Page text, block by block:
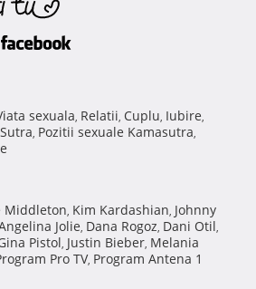
sexuala, Relatii, Cuplu, Iubire,
, Pozitii sexuale Kamasutra,
Middleton, Kim Kardashian, Johnny
Jolie, Dana Rogoz, Dani Otil,
Pistol, Justin Bieber, Melania
Pro TV, Program Antena 1